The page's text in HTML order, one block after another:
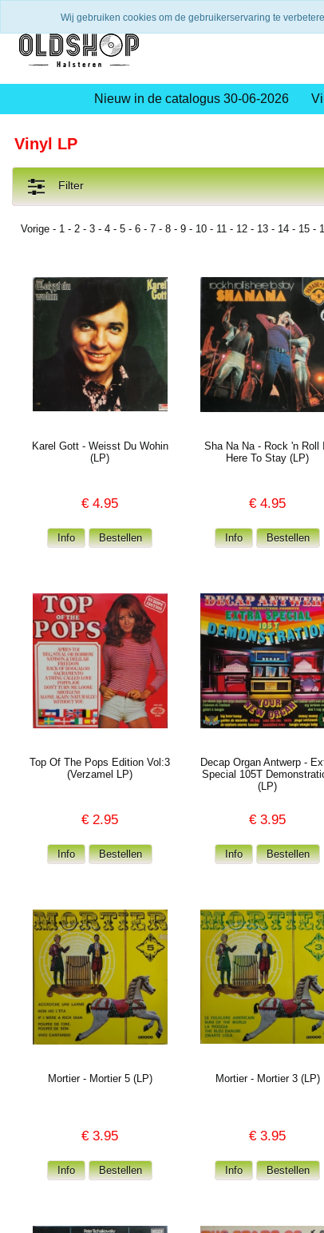
Verzending binnen 2 a 3 werkdagen
Nieuw in de catalogus 30-06-2026
Vinyl LP
Filter
Vorige - 1 - 2 - 3 - 4 - 5 - 6 - 7 - 8 - 9 - 10 - 11 - 12 - 13 - 14 - 15 -
Karel Gott - Weisst Du Wohin
(LP)
€ 4.95
Sha Na Na - Rock 'n Roll
Here To Stay (LP)
€ 4.95
Top Of The Pops Edition Vol:3
(Verzamel LP)
€ 2.95
Decap Organ Antwerp -
Special 105T
(LP)
€ 3.95
Mortier - Mortier 5 (LP)
€ 3.95
Mortier - Mortier 3 (LP)
€ 3.95
Wij gebruiken cookies om de gebruikerservaring te